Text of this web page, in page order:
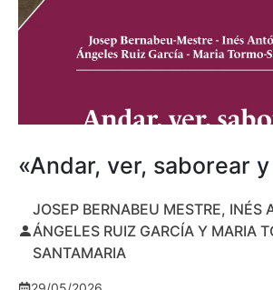
«Andar, ver, saborear
JOSEP BERNABEU MESTRE, INÉS
ÁNGELES RUIZ GARCÍA Y MARIA
SANTAMARIA